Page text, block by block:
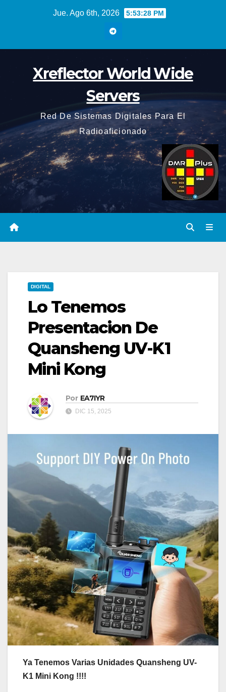
Jue. Ago 6th, 2026 5:53:29 PM
Xreflector World Wide
Servers
Red De Sistemas Digitales Para El
Radioaficionado
DIGITAL
Lo Tenemos
Presentacion De
Quansheng UV-K1
Mini Kong
Por EA7IYR
DIC 15, 2025
Ya Tenemos Varias Unidades Quansheng UV-
K1 Mini Kong !!!!